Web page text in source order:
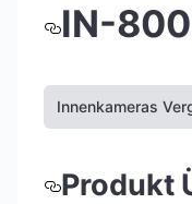
IN-
Innenkameras
Produkt